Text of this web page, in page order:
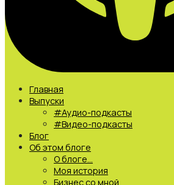
Главная
Выпуски
#Аудио-подкасты
#Видео-подкасты
Блог
Об этом блоге
О блоге…
Моя история
Бизнес со мной